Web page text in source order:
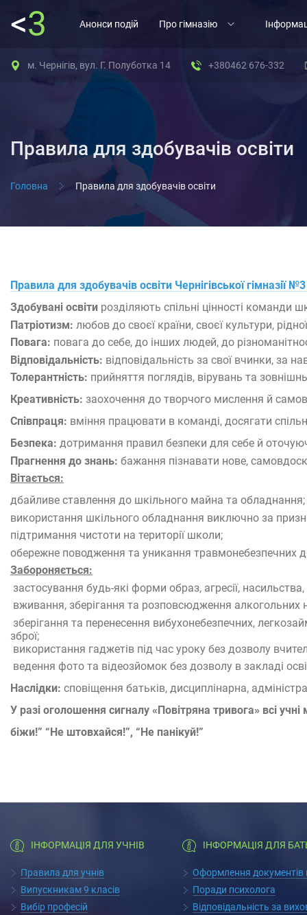
<3 Анонси подій Про гімназію
м. Чернігів, вул. Г. Полуботка 14 +380462 676-332
Правила для здобувачів освіти
Головна Правила для здобувачів освіти
Правила для здобувачів освіти Чернігівської гімназії
Здобувані освіти розділяють спільні цінності команди
Патріотизм: любов до своєї країни, своєї культури,
Повага: повага до себе, до інших людей, до
Відповідальність: відповідальність за свої вчинки, за
Толерантність: прийняття поглядів, вірувань та
Креативність: заохочення до творчого мислення й
Співпраця: вміння працювати в команді, досягати
Безпека: дотримання правил безпеки для себе й
Прагнення до знань: бажання пізнавати нове,
Вітається:
дбайливе ставлення до шкільного майна та обладнання;
використання шкільного обладнання виключно за
підтримання чистоти на території школи;
обережне поводження та уникання травмонебезпечних
Забороняється:
застосування будь-які форми образ, агресії,
вживання, зберігання та розповсюдження алкогольних
зберігання та перенесення вибухонебезпечних,
зброї;
використання гаджетів під час уроку без дозволу
ведення фото та відеозйомок без дозволу в закладі
Наслідки: сповіщення батьків, дисциплінарна,
У разі оголошення сигналу «Повітряна тривога» всі
біжи!” “Не штовхайся!”, “Не панікуй!”
ІНФОРМАЦІЯ ДЛЯ УЧНІВ
Правила для учнів
Випускникам 9 класів
Вибір професій
ІНФОРМАЦІЯ ДЛЯ
Оформлення документів
Поради психолога
Відповідальність за